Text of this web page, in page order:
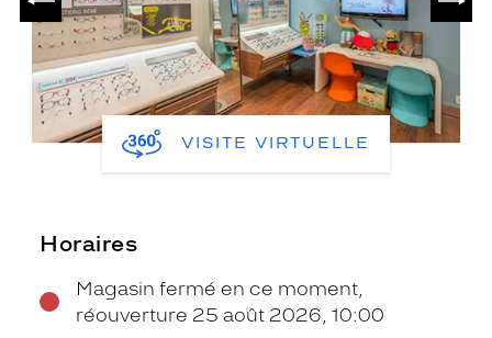
VISITE VIRTUELLE
Horaires
Magasin fermé en ce moment,
réouverture 25 août 2026, 10:00